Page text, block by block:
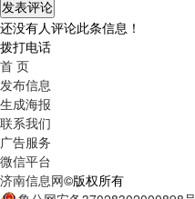
还没有人评论此条信息！
拨打电话
首 页
发布信息
生成海报
联系我们
广告服务
微信平台
济南信息网©版权所有